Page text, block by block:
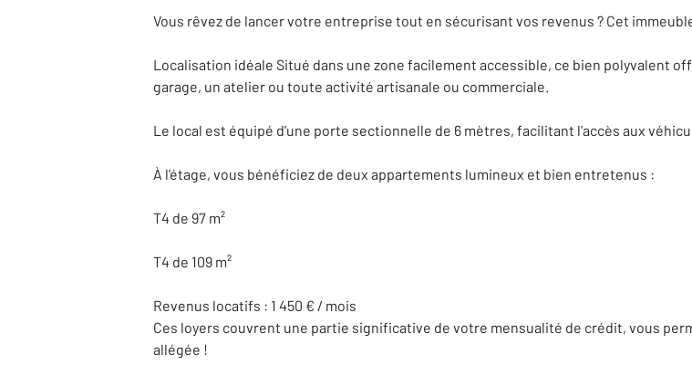
Vous rêvez de lancer votre entreprise tout en sécurisant vos revenus ? Cet
Localisation idéale Situé dans une zone facilement accessible, ce bien polyvalent
garage, un atelier ou toute activité artisanale ou commerciale.
Le local est équipé d'une porte sectionnelle de 6 mètres, facilitant l'accès aux
À l'étage, vous bénéficiez de deux appartements lumineux et bien entretenus :
T4 de 97 m²
T4 de 109 m²
Revenus locatifs : 1 450 € / mois
Ces loyers couvrent une partie significative de votre mensualité de crédit, vous
allégée !